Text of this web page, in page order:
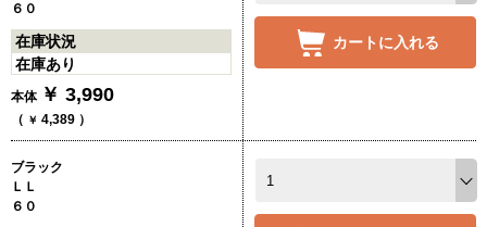
６０
在庫状況
在庫あり
本体 ￥ 3,990
（ ￥ 4,389 ）
カートに入れる
ブラック
ＬＬ
６０